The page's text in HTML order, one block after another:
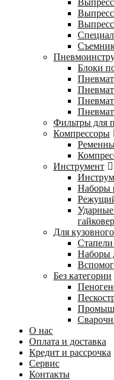
Блоки
Фильтры для
Компрессоры
Инструмент
Наборы
Ударные
Для
Стапели
Наборы
Без категории
О нас
Оплата и доставка
Кредит и рассрочка
Сервис
Контакты